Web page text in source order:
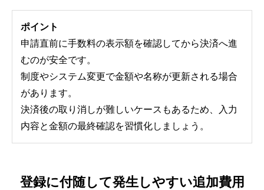
ポイント
申請直前に手数料の表示額を確認してから決済へ進
むのが安全です。
制度やシステム変更で金額や名称が更新される場合
があります。
決済後の取り消しが難しいケースもあるため、入力
内容と金額の最終確認を習慣化しましょう。
登録に付随して発生しやすい追加費用